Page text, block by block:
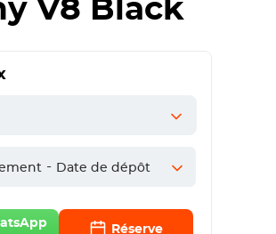
V8 Black
- Date de dépôt
Réserve